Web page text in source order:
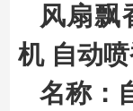
风扇飘
机 自动
名称：